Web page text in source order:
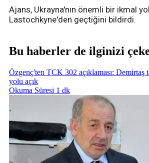
Ajans, Ukrayna'nın önemli bir ikmal
Lastochkyne'den geçtiğini bildirdi.
Bu haberler de ilginizi
Özgenç'ten TCK 302 açıklaması: Demirtaş
yolu açık
Okuma Süresi 1 dk